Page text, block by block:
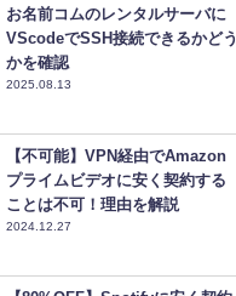
お名前コムのレンタルサーバに
VScodeでSSH接続できるかどう
かを確認
2025.08.13
【不可能】VPN経由でAmazon
プライムビデオに安く契約する
ことは不可！理由を解説
2024.12.27